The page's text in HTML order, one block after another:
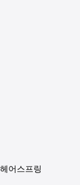
어스프링